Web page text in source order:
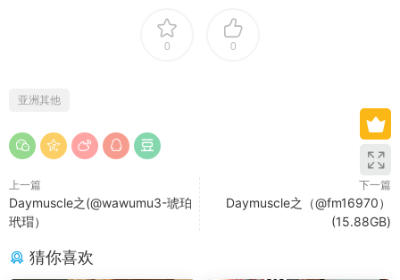
0 0
亚洲其他
上一篇
Daymuscle之(@wawumu3-琥珀
玳瑁）
下一篇
Daymuscle之（@fm16970）
(15.88GB)
猜你喜欢